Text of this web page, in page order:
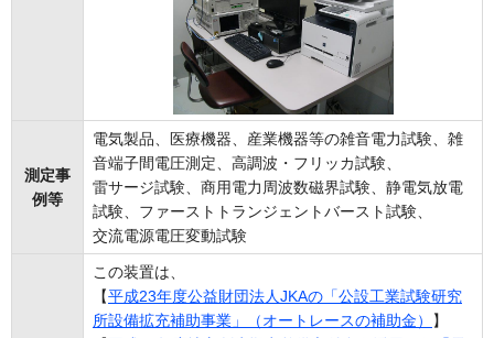
測定事
例等
電気製品、医療機器、産業機器等の雑音電力試験、雑
音端子間電圧測定、高調波・フリッカ試験、
雷サージ試験、商用電力周波数磁界試験、静電気放電
試験、ファーストトランジェントバースト試験、
交流電源電圧変動試験
この装置は、
【平成23年度公益財団法人JKAの「公設工業試験研究
所設備拡充補助事業」（オートレースの補助金）
】